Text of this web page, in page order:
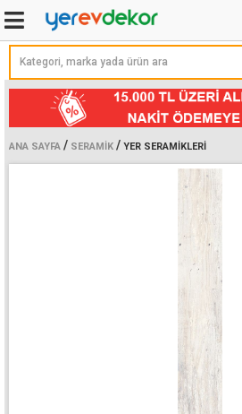
ANA SAYFA / SERAMIK / YER SERAMIKLERI